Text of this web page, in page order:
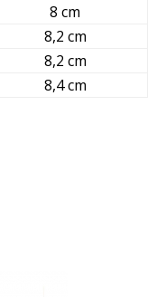
8 cm
8,2 cm
8,2 cm
8,4 cm